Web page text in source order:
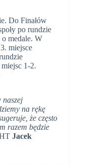
Do Finałów
po rundzie
o medale. W
miejsce
1-2.
naszej
na rękę
że często
razem będzie
Jacek